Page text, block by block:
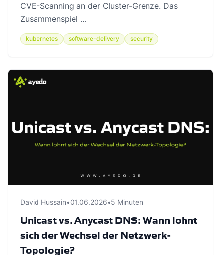
CVE-Scanning an der Cluster-Grenze. Das
Zusammenspiel …
kubernetes software-delivery security
David Hussain•01.06.2026•5 Minuten
Unicast vs. Anycast DNS: Wann lohnt
sich der Wechsel der Netzwerk-
Topologie?